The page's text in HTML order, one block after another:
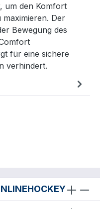
um den Komfort
maximieren. Der
Bewegung des
für eine sichere
verhindert.